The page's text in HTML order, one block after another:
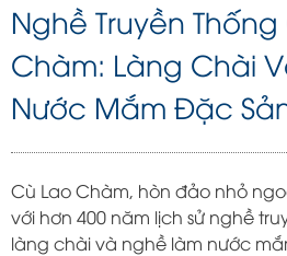
Nghề Truyền
Chàm: Làng Chài
Nước Mắm Đặc
Cù Lao Chàm, hòn đảo nhỏ
với hơn 400 năm lịch sử nghề
làng chài và nghề làm nước